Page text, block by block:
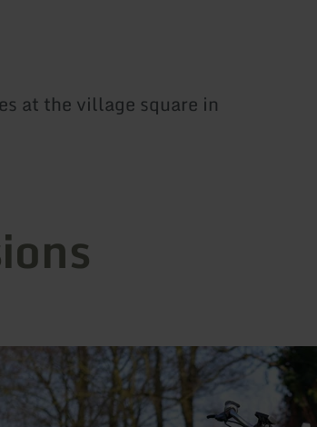
at the village square in